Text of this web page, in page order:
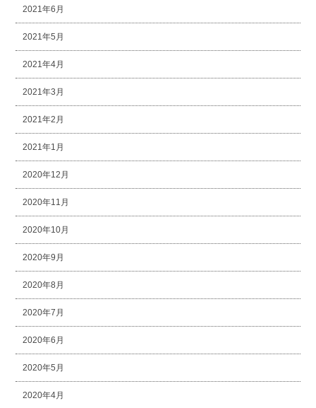
2021年6月
2021年5月
2021年4月
2021年3月
2021年2月
2021年1月
2020年12月
2020年11月
2020年10月
2020年9月
2020年8月
2020年7月
2020年6月
2020年5月
2020年4月